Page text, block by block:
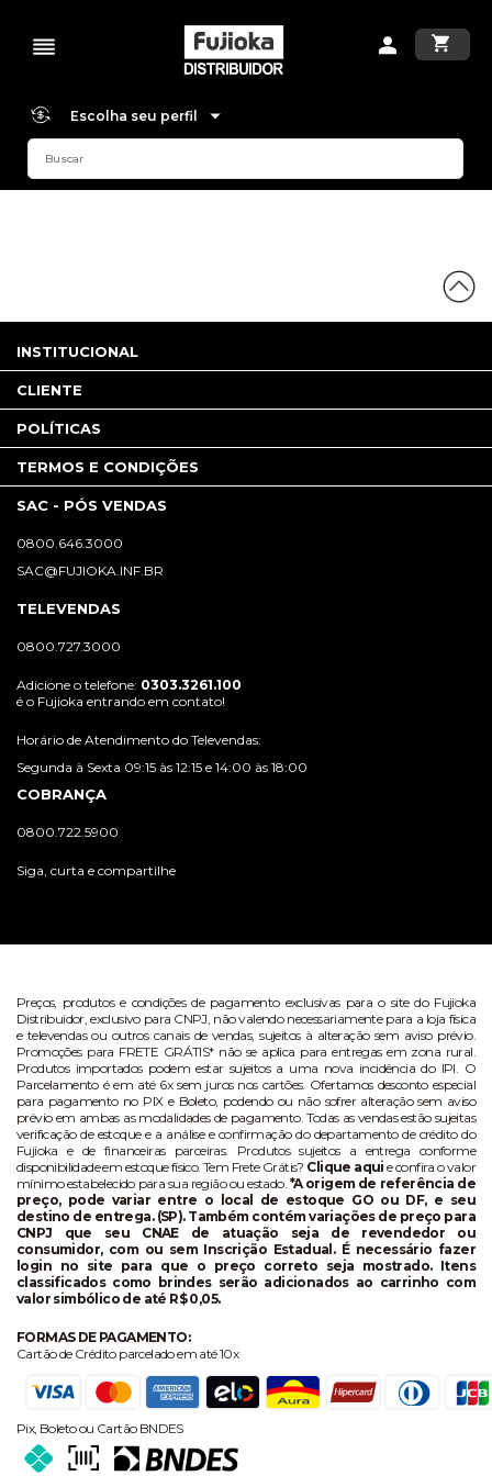
Escolha seu perfil
INSTITUCIONAL
CLIENTE
POLÍTICAS
TERMOS E CONDIÇÕES
SAC - PÓS VENDAS
0800.646.3000
SAC@FUJIOKA.INF.BR
TELEVENDAS
0800.727.3000
Adicione o telefone: 0303.3261.100
é o Fujioka entrando em contato!
Horário de Atendimento do Televendas:
Segunda à Sexta 09:15 às 12:15 e 14:00 às 18:00
COBRANÇA
0800.722.5900
Siga, curta e compartilhe
Preços, produtos e condições de pagamento exclusivas para o site do Fujioka
Distribuidor, exclusivo para CNPJ, não valendo necessariamente para a loja física
e televendas ou outros canais de vendas, sujeitos à alteração sem aviso prévio.
Promoções para FRETE GRÁTIS* não se aplica para entregas em zona rural.
Produtos importados podem estar sujeitos a uma nova incidência do IPI. O
Parcelamento é em até 6x sem juros nos cartões. Ofertamos desconto especial
para pagamento no PIX e Boleto, podendo ou não sofrer alteração sem aviso
prévio em ambas as modalidades de pagamento. Todas as vendas estão sujeitas
verificação de estoque e a análise e confirmação do departamento de crédito do
Fujioka e de financeiras parceiras. Produtos sujeitos a entrega conforme
disponibilidade em estoque físico. Tem Frete Grátis? Clique aqui e confira o valor
mínimo estabelecido para sua região ou estado. *A origem de referência de
preço, pode variar entre o local de estoque GO ou DF, e seu
destino de entrega. (SP). Também contém variações de preço para
CNPJ que seu CNAE de atuação seja de revendedor ou
consumidor, com ou sem Inscrição Estadual. É necessário fazer
login no site para que o preço correto seja mostrado. Itens
classificados como brindes serão adicionados ao carrinho com
valor simbólico de até R$ 0,05.
FORMAS DE PAGAMENTO:
Cartão de Crédito parcelado em até 10x
Pix, Boleto ou Cartão BNDES